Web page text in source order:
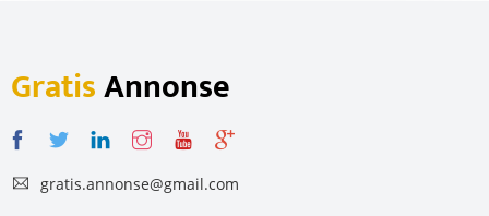
GratisAnnonse
gratis.annonse@gmail.com